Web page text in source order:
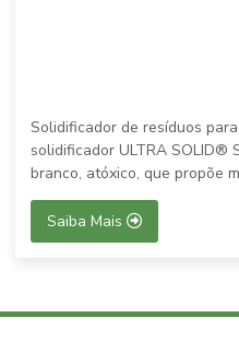
Solidificador de resíduos
solidificador ULTRA SOLID®
branco, atóxico, que propõe
Saiba Mais